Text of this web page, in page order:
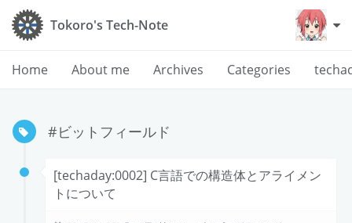
Tokoro's Tech-Note
Home About me Archives Categories
#ビットフィールド
[techaday:0002] C言語での構造体とアライメン
トについて